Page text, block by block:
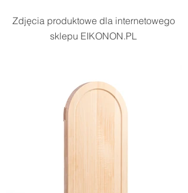
Zdjęcia produktowe dla internetowego
sklepu EIKONON.PL